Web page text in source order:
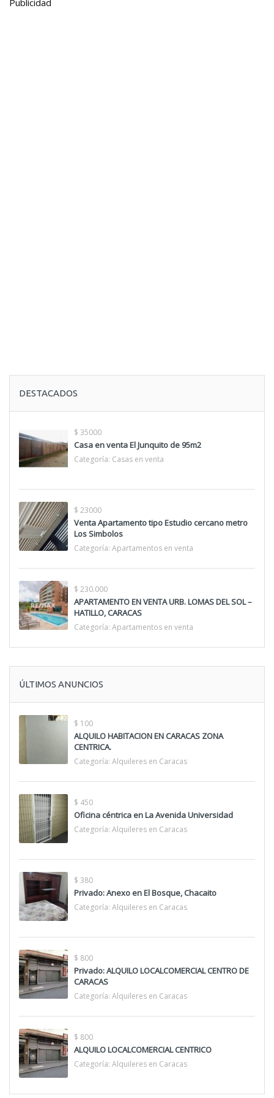
Publicidad
DESTACADOS
$ 35000
Casa en venta El Junquito de 95m2
Categoría: Casas en venta
$ 23000
Venta Apartamento tipo Estudio cercano metro
Los Simbolos
Categoría: Apartamentos en venta
$ 230.000
APARTAMENTO EN VENTA URB. LOMAS DEL SOL –
HATILLO, CARACAS
Categoría: Apartamentos en venta
ÚLTIMOS ANUNCIOS
$ 100
ALQUILO HABITACION EN CARACAS ZONA
CENTRICA.
Categoría: Alquileres en Caracas
$ 450
Oficina céntrica en La Avenida Universidad
Categoría: Alquileres en Caracas
$ 380
Privado: Anexo en El Bosque, Chacaito
Categoría: Alquileres en Caracas
$ 800
Privado: ALQUILO LOCALCOMERCIAL CENTRO DE
CARACAS
Categoría: Alquileres en Caracas
$ 800
ALQUILO LOCALCOMERCIAL CENTRICO
Categoría: Alquileres en Caracas